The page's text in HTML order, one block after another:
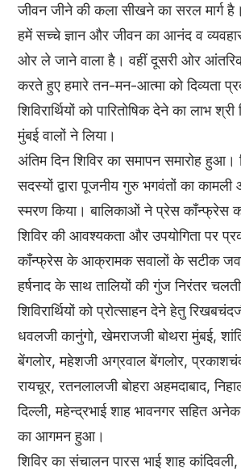
जीवन जीने की कला सीखने का सरल मार्ग
हमें सच्चे ज्ञान और जीवन का आनंद व
ओर ले जाने वाला है। वहीं दूसरी ओर
करते हुए हमारे तन-मन-आत्मा को दिव्यता
शिविरार्थियों को पारितोषिक देने का लाभ
मुंबई वालों ने लिया।
अंतिम दिन शिविर का समापन समारोह हुआ।
सदस्यों द्वारा पूजनीय गुरु भगवंतों का
स्मरण किया। बालिकाओं ने प्रेस काँन्फ्रेस
शिविर की आवश्यकता और उपयोगिता पर
काँन्फ्रेस के आक्रामक सवालों के सटीक
हर्षनाद के साथ तालियों की गुंज निरंतर
शिविरार्थियों को प्रोत्साहन देने हेतु
धवलजी कानुंगो, खेमराजजी बोथरा मुंबई,
बेंगलोर, महेशजी अग्रवाल बेंगलोर,
रायचूर, रतनलालजी बोहरा अहमदाबाद,
दिल्ली, महेन्द्रभाई शाह भावनगर सहित
का आगमन हुआ।
शिविर का संचालन पारस भाई शाह